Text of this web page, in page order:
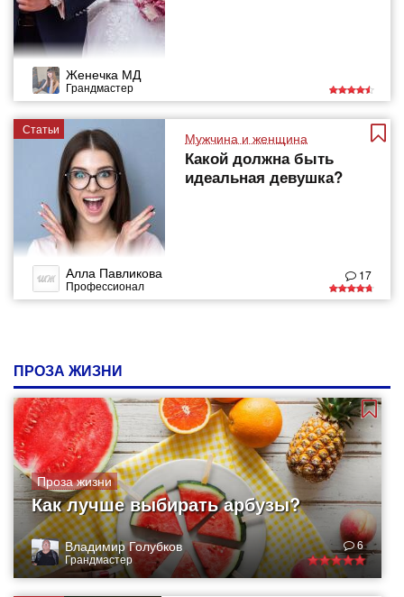
Женечка МД
Грандмастер
Статьи
Мужчина и женщина
Какой должна быть
идеальная девушка?
Алла Павликова
Профессионал
17
ПРОЗА ЖИЗНИ
Проза жизни
Как лучше выбирать арбузы?
Владимир Голубков
Грандмастер
6